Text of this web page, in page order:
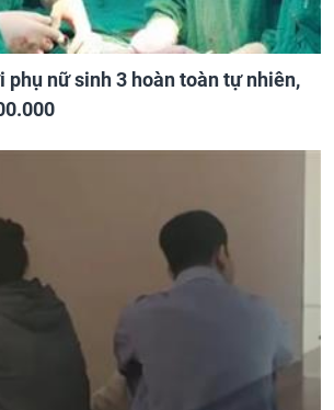
phụ nữ sinh 3 hoàn toàn tự nhiên,